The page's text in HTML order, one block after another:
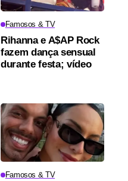
Famosos & TV
Rihanna e A$AP Rock
fazem dança sensual
durante festa; vídeo
Famosos & TV